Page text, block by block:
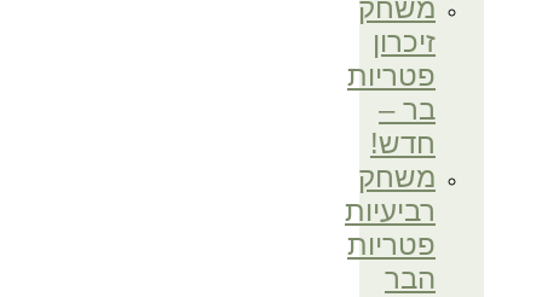
משחק
זיכרון
פטריות
בר –
חדש!
משחק
רביעיות
פטריות
הבר